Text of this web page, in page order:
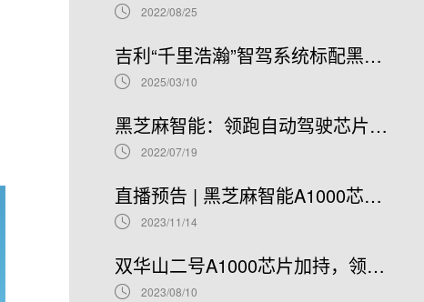
2022/08/25
吉利“千里浩瀚”智驾系统标配黑芝麻智能华山A1000芯片，加速智驾平权时代到来
2025/03/10
黑芝麻智能：领跑自动驾驶芯片赛道，开启港股IPO新篇章
2022/07/19
直播预告 | 黑芝麻智能A1000芯片基础软件开发在线研讨会
2023/11/14
双华山二号A1000芯片加持，领克08正式开售！
2023/08/10